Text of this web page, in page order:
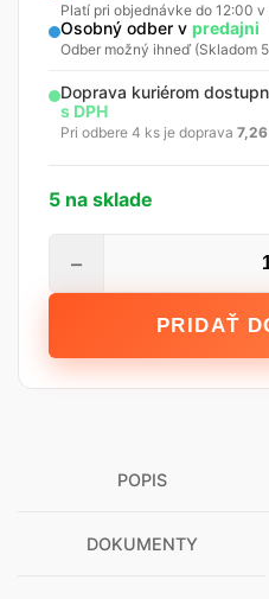
Platí pri objednávke do 12:00 v
Osobný odber v predajni
Odber možný ihneď (Skladom
Doprava kuriérom
s DPH
Pri odbere 4 ks je doprava 7,26
5 na sklade
5
−
PRIDAŤ
POPIS
DOKUMENTY